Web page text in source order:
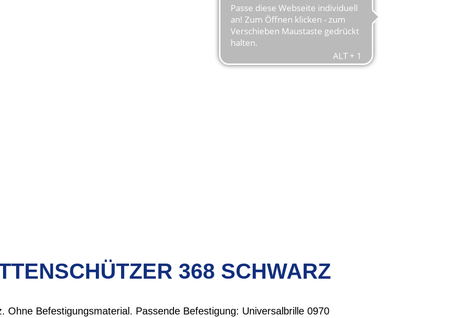
368 SCHWARZ
Ohne Befestigungsmaterial. Passende Befestigung: Universalbrille 0970